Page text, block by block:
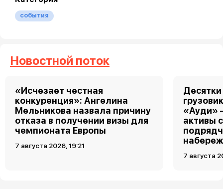
события
Новостной поток
«Исчезает честная
конкуренция»: Ангелина
Мельникова назвала причину
отказа в получении визы для
чемпионата Европы
7 августа 2026, 19:21
«Ауди»
активы
7 августа